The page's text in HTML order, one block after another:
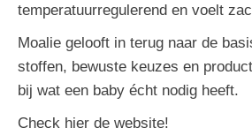
temperatuurregulerend en voelt
Moalie gelooft in terug naar de
stoffen, bewuste keuzes en
bij wat een baby écht nodig heeft.
Check hier de website!